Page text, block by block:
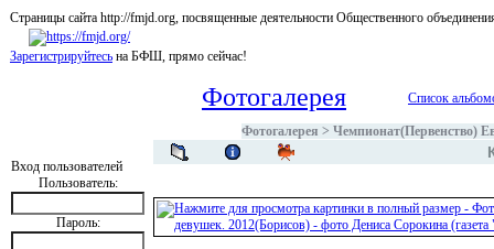
Страницы сайта http://fmjd.org, посвященные деятельности Общественного
Зарегистрируйтесь на БФШ, прямо сейчас!
Вход пользователей
Пользователь:
Пароль:
Фотогалерея Список
Фотогалерея > Чемпионат(Первенство)